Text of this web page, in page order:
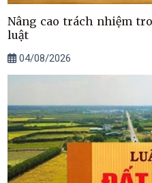
Nâng cao trách nhiệm
luật
04/08/2026